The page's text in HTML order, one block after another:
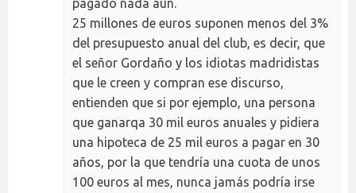
pagado nada aún.
25 millones de euros suponen menos del 3%
del presupuesto anual del club, es decir, que
el señor Gordaño y los idiotas madridistas
que le creen y compran ese discurso,
entienden que si por ejemplo, una persona
que ganarqa 30 mil euros anuales y pidiera
una hipoteca de 25 mil euros a pagar en 30
años, por la que tendría una cuota de unos
100 euros al mes, nunca jamás podría irse